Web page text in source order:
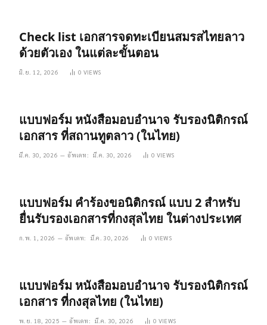
Check list เอกสารจดทะเบียนสมรสไทยลาว
ด้วยตัวเอง ในแต่ละขั้นตอน
มิ.ย. 12, 2026 0 VIEWS
แบบฟอร์ม หนังสือมอบอำนาจ รับรองนิติกรณ์
เอกสาร ที่สถานทูตลาว (ในไทย)
มี.ค. 30, 2026 อัพเดท: มี.ค. 30, 2026 0 VIEWS
แบบฟอร์ม คำร้องขอนิติกรณ์ แบบ 2 สำหรับ
ยื่นรับรองเอกสารที่กงสุลไทย ในต่างประเทศ
ก.พ. 1, 2026 อัพเดท: มี.ค. 30, 2026 0 VIEWS
แบบฟอร์ม หนังสือมอบอำนาจ รับรองนิติกรณ์
เอกสาร ที่กงสุลไทย (ในไทย)
พ.ย. 18, 2025 อัพเดท: มี.ค. 30, 2026 0 VIEWS